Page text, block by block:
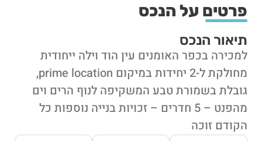
פרטים על הנכס
תיאור הנכס
למכירה בכפר האומנים עין הוד וילה ייחודית
מחולקת ל-2 יחידות במיקום prime location,
גובלת בשמורת טבע המשקיפה לנוף הרים וים
מהפנט – 5 חדרים – זכויות בנייה נוספות כל
הקודם זוכה